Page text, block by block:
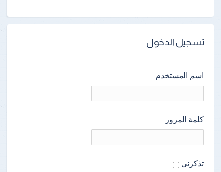
تسجيل الدخول
اسم المستخدم
كلمة المرور
تذكرنى